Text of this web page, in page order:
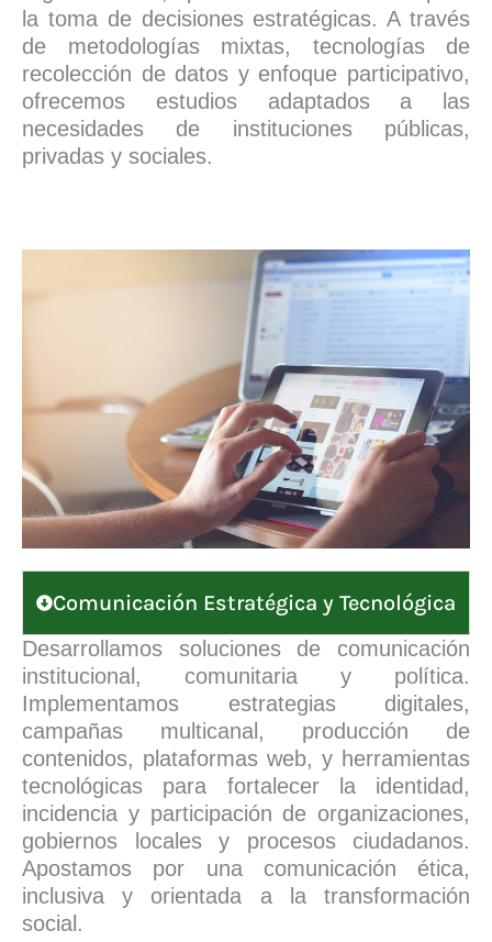
la toma de decisiones estratégicas. A través
de metodologías mixtas, tecnologías de
recolección de datos y enfoque participativo,
ofrecemos estudios adaptados a las
necesidades de instituciones públicas,
privadas y sociales.
Comunicación Estratégica y Tecnológica
Desarrollamos soluciones de comunicación
institucional, comunitaria y política.
Implementamos estrategias digitales,
campañas multicanal, producción de
contenidos, plataformas web, y herramientas
tecnológicas para fortalecer la identidad,
incidencia y participación de organizaciones,
gobiernos locales y procesos ciudadanos.
Apostamos por una comunicación ética,
inclusiva y orientada a la transformación
social.